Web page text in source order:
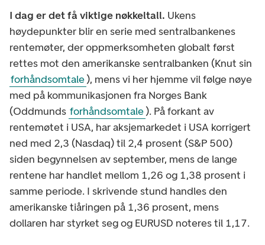
I dag er det få viktige nøkkeltall. Ukens
høydepunkter blir en serie med sentralbankenes
rentemøter, der oppmerksomheten globalt først
rettes mot den amerikanske sentralbanken (Knut sin
forhåndsomtale), mens vi her hjemme vil følge nøye
med på kommunikasjonen fra Norges Bank
(Oddmunds forhåndsomtale). På forkant av
rentemøtet i USA, har aksjemarkedet i USA korrigert
ned med 2,3 (Nasdaq) til 2,4 prosent (S&P 500)
siden begynnelsen av september, mens de lange
rentene har handlet mellom 1,26 og 1,38 prosent i
samme periode. I skrivende stund handles den
amerikanske tiåringen på 1,36 prosent, mens
dollaren har styrket seg og EURUSD noteres til 1,17.